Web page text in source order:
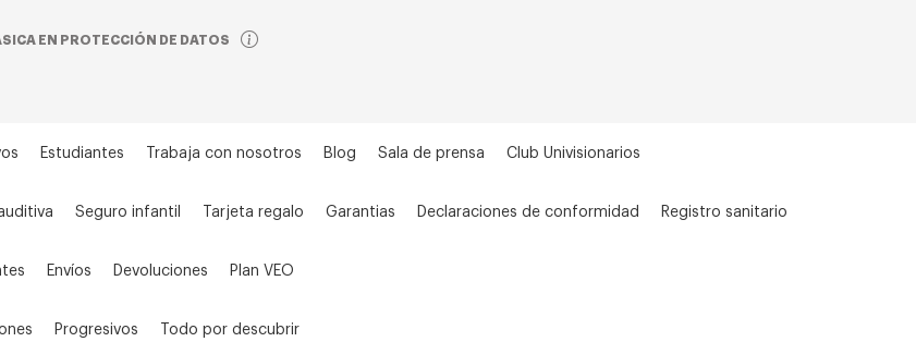
EN PROTECCIÓN DE DATOS
Estudiantes Trabaja con nosotros Blog Sala de prensa Club Univisionarios
Seguro infantil Tarjeta regalo Garantias Declaraciones de conformidad Registro sanitario
Envíos Devoluciones Plan VEO
Progresivos Todo por descubrir